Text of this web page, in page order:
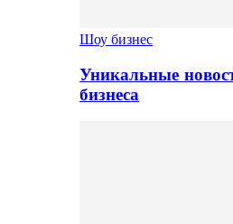
Шоу бизнес
Уникальные
бизнеса